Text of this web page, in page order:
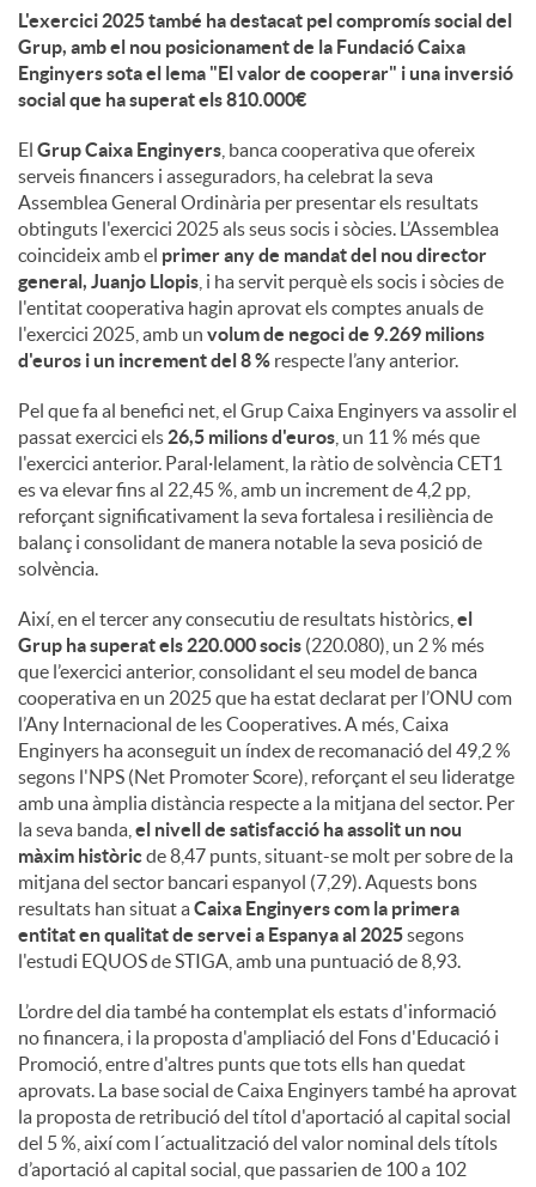
n
g
u
t
s
L'exercici 2025 també ha destacat pel compromís social del
Grup, amb el nou posicionament de la Fundació Caixa
Enginyers sota el lema "El valor de cooperar" i una inversió
social que ha superat els 810.000€
El Grup Caixa Enginyers , banca cooperativa que ofereix
serveis financers i asseguradors, ha celebrat la seva
Assemblea General Ordinària per presentar els resultats
obtinguts l'exercici 2025 als seus socis i sòcies. L’Assemblea
coincideix amb el primer any de mandat del nou director
general, Juanjo Llopis , i ha servit perquè els socis i sòcies de
l'entitat cooperativa hagin aprovat els comptes anuals de
l'exercici 2025, amb un volum de negoci de 9.269 milions
d'euros i un increment del 8 % respecte l’any anterior.
Pel que fa al benefici net, el Grup Caixa Enginyers va assolir el
passat exercici els 26,5 milions d'euros , un 11 % més que
l'exercici anterior. Paral·lelament, la ràtio de solvència CET1
es va elevar fins al 22,45 %, amb un increment de 4,2 pp,
reforçant significativament la seva fortalesa i resiliència de
balanç i consolidant de manera notable la seva posició de
solvència.
Així, en el tercer any consecutiu de resultats històrics, el
Grup ha superat els 220.000 socis (220.080), un 2 % més
que l’exercici anterior, consolidant el seu model de banca
cooperativa en un 2025 que ha estat declarat per l’ONU com
l’Any Internacional de les Cooperatives. A més, Caixa
Enginyers ha aconseguit un índex de recomanació del 49,2 %
segons l'NPS (Net Promoter Score), reforçant el seu lideratge
amb una àmplia distància respecte a la mitjana del sector. Per
la seva banda, el nivell de satisfacció ha assolit un nou
màxim històricde 8,47 punts, situant-se molt per sobre de la
mitjana del sector bancari espanyol (7,29). Aquests bons
resultats han situat aCaixa Enginyers com la primera
entitat en qualitat de servei a Espanya al 2025segons
l'estudi EQUOS de STIGA, amb una puntuació de 8,93.
L’ordre del dia també ha contemplat els estats d'informació
no financera, i la proposta d'ampliació del Fons d'Educació i
Promoció, entre d'altres punts que tots ells han quedat
aprovats. La base social de Caixa Enginyers també ha aprovat
la proposta de retribució del títol d'aportació al capital social
del 5 %, així com l´actualització del valor nominal dels títols
d’aportació al capital social, que passarien de 100 a 102